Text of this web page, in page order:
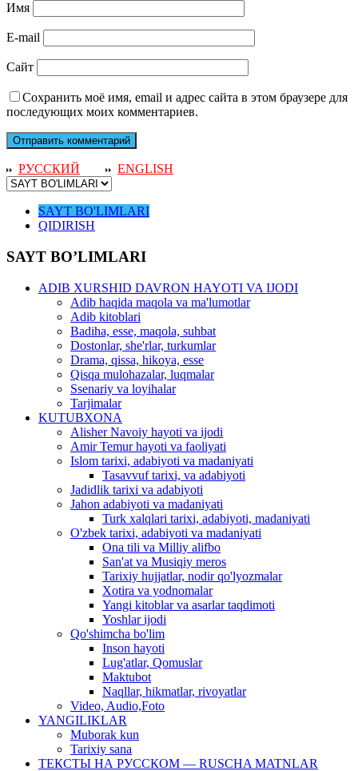
Имя
E-mail
Сайт
Сохранить моё имя, email и адрес сайта в этом браузере для
последующих моих комментариев.
РУССКИЙ ENGLISH
SAYT BO'LIMLARI
QIDIRISH
SAYT BO’LIMLARI
ADIB XURSHID DAVRON HAYOTI VA IJODI
Adib haqida maqola va ma'lumotlar
Adib kitoblari
Badiha, esse, maqola, suhbat
Dostonlar, she'rlar, turkumlar
Drama, qissa, hikoya, esse
Qisqa mulohazalar, luqmalar
Ssenariy va loyihalar
Tarjimalar
KUTUBXONA
Alisher Navoiy hayoti va ijodi
Amir Temur hayoti va faoliyati
Islom tarixi, adabiyoti va madaniyati
Tasavvuf tarixi, va adabiyoti
Jadidlik tarixi va adabiyoti
Jahon adabiyoti va madaniyati
Turk xalqlari tarixi, adabiyoti, madaniyati
O'zbek tarixi, adabiyoti va madaniyati
Ona tili va Milliy alifbo
San'at va Musiqiy meros
Tarixiy hujjatlar, nodir qo'lyozmalar
Xotira va yodnomalar
Yangi kitoblar va asarlar taqdimoti
Yoshlar ijodi
Qo'shimcha bo'lim
Inson hayoti
Lug'atlar, Qomuslar
Maktubot
Naqllar, hikmatlar, rivoyatlar
Video, Audio,Foto
YANGILIKLAR
Muborak kun
Tarixiy sana
ТЕКСТЫ НА РУССКОМ — RUSCHA MATNLAR